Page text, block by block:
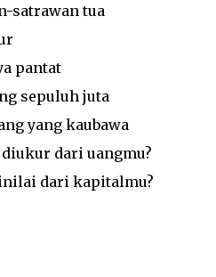
satrawan tua
pantat
sepuluh juta
yang kaubawa
dari uangmu?
dari kapitalmu?